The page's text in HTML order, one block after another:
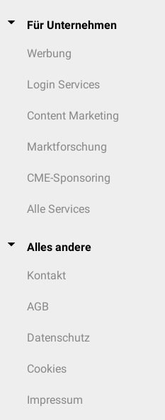
Für Unternehmen
Werbung
Login Services
Content Marketing
Marktforschung
CME-Sponsoring
Alle Services
Alles andere
Kontakt
AGB
Datenschutz
Cookies
Impressum